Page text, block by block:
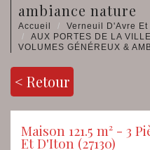
ambiance nature
Accueil
Verneuil D'Avre Et
AUX PORTES DE LA
VOLUMES GÉNÉREUX &
< Retour
Maison 121.5 m² - 3
Et D'Iton (27130)